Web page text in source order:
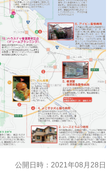
公開日時： 2021年08月28日